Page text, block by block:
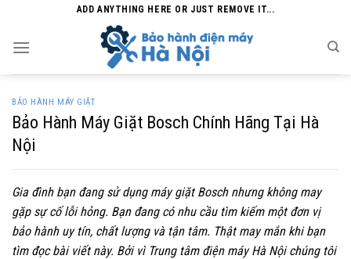
content
ADD ANYTHING HERE OR JUST REMOVE IT...
BẢO HÀNH MÁY GIẶT
Bảo Hành Máy Giặt Bosch Chính Hãng Tại Hà
Nội
Gia đình bạn đang sử dụng máy giặt Bosch nhưng không may
gặp sự cố lỗi hỏng. Bạn đang có nhu cầu tìm kiếm một đơn vị
bảo hành uy tín, chất lượng và tận tâm. Thật may mắn khi bạn
tìm đọc bài viết này. Bởi vì Trung tâm điện máy Hà Nội chúng tôi